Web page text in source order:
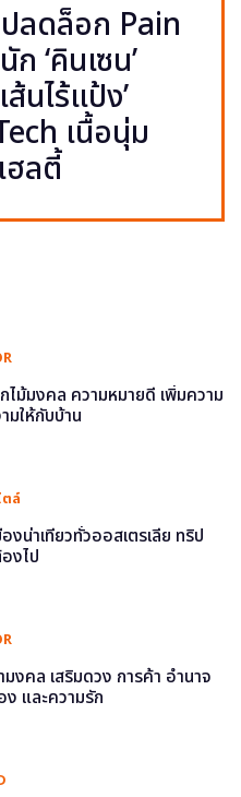
ลดล็อก Pain
‘คินเซน’
ส้นไร้แป้ง’
เนื้อนุ่ม
ฮลตี้
ไม้มงคล ความหมายดี เพิ่มความ
มให้กับบ้าน
ตล์
งน่าเที่ยวทั่วออสเตรเลีย ทริป
งไป
มงคล เสริมดวง การค้า อำนาจ
ง และความรัก